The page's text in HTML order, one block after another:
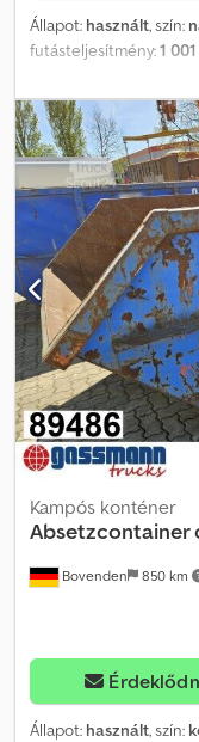
Állapot: használt, szín:
futásteljesítmény:1
Bovenden,
gyártási év nem
TARTOZÉKADATOK
értékesítés és
Akwoa
Bovenden 850 km
Kampós konténer
Absetzcontainer
Állapot: használt, szín: